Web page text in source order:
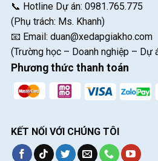
📞 Hotline Dự án: 0981.765.775
(Phụ trách: Ms. Khanh)
📧 Email: duan@xedapgiakho.com
(Trường học – Doanh nghiệp – Dự
Phương thức thanh toán
KẾT NỐI VỚI CHÚNG TÔI